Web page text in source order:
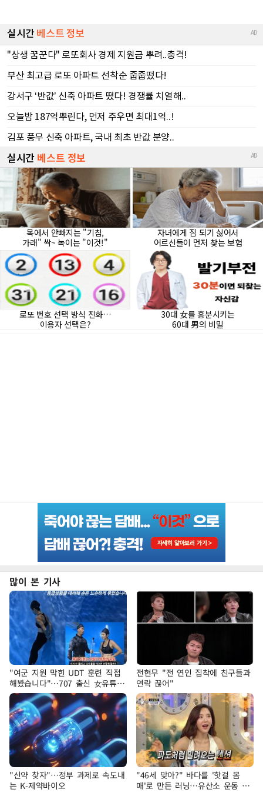
많이 본 기사
"여군 지원 막힌 UDT 훈련 직접
해봤습니다"…707 출신 女유튜버
'완벽 소화'
전현무 "전 연인 집착에 친구들과
연락 끊어"
"신약 찾자"…정부 과제로 속도내
는 K-제약바이오
"46세 맞아?" 바다를 '핫걸 몸
매'로 만든 러닝…유산소 운동 효